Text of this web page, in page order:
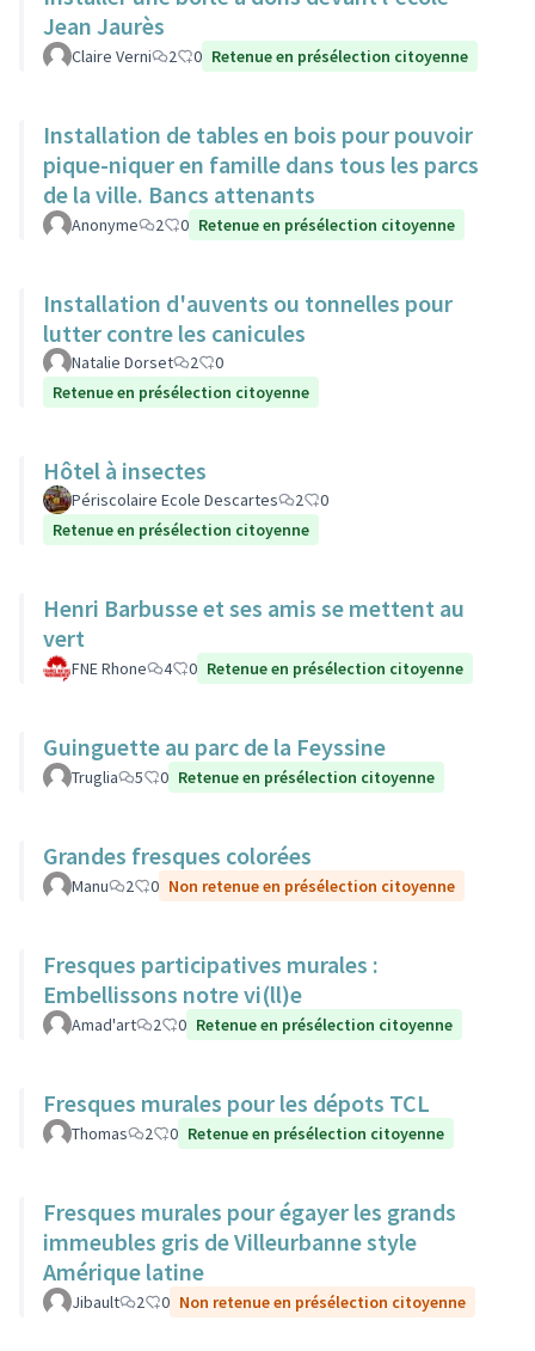
Jean Jaurès
Claire Verni 2 0 Retenue en présélection citoyenne
Installation de tables en bois pour pouvoir
pique-niquer en famille dans tous les parcs
de la ville. Bancs attenants
Anonyme 2 0 Retenue en présélection citoyenne
Installation d'auvents ou tonnelles pour
lutter contre les canicules
Natalie Dorset 2
0
Retenue en présélection citoyenne
Hôtel à insectes
Périscolaire Ecole Descartes 2
0
Retenue en présélection citoyenne
Henri Barbusse et ses amis se mettent au
vert
FNE Rhone 4 0 Retenue en présélection citoyenne
Guinguette au parc de la Feyssine
Truglia 5 0 Retenue en présélection citoyenne
Grandes fresques colorées
Manu 2 0 Non retenue en présélection citoyenne
Fresques participatives murales :
Embellissons notre vi(ll)e
Amad'art 2 0 Retenue en présélection citoyenne
Fresques murales pour les dépots TCL
Thomas 2 0 Retenue en présélection citoyenne
Fresques murales pour égayer les grands
immeubles gris de Villeurbanne style
Amérique latine
Jibault 2 0 Non retenue en présélection citoyenne